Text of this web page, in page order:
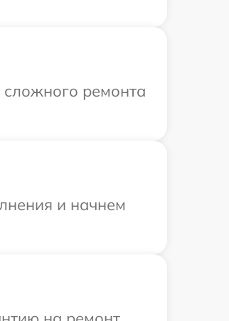
ремонта
и начнем